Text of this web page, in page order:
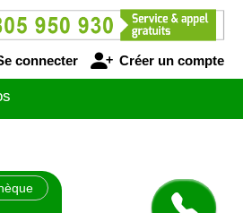
connecter Créer un compte